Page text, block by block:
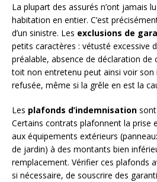
La plupart des assurés n’ont jamais
habitation en entier. C’est
d’un sinistre. Les exclusions de
petits caractères : vétusté excessive
préalable, absence de déclaration de
toit non entretenu peut ainsi voir
refusée, même si la grêle en est la
Les plafonds d’indemnisation
Certains contrats plafonnent la prise
aux équipements extérieurs
de jardin) à des montants bien
remplacement. Vérifier ces plafonds
si nécessaire, de souscrire des